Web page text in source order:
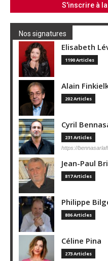
Nos signatures
Elisabeth
1190 Articles
Alain
202 Articles
Cyril
231 Articles
https://
Jean-Paul
817 Articles
Philippe
806 Articles
Céline Pina
273 Articles